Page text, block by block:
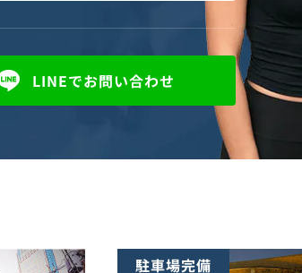
LINEでお問い合わせ
駐車場完備